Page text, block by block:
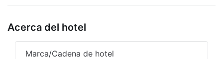
Acerca del hotel
Marca/Cadena de hotel